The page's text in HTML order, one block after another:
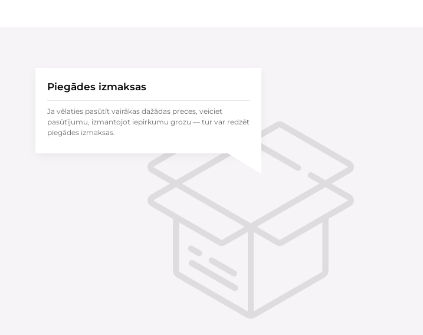
Piegādes izmaksas
Ja vēlaties pasūtīt vairākas dažādas preces, veiciet
pasūtījumu, izmantojot iepirkumu grozu — tur var redzēt
piegādes izmaksas.